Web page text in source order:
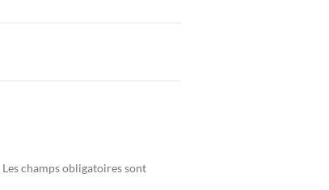
Les champs obligatoires sont